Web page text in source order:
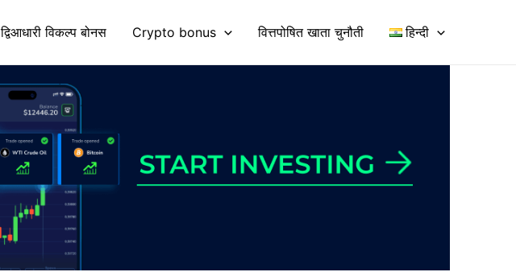
द्विआधारी विकल्प बोनस Crypto bonus वित्तपोषित खाता चुनौती हिन्दी